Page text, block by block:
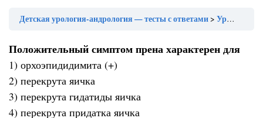
Детская урология-андрология — тесты с ответами Урок №12 «продолжительность антибиотикотерапии при остром пиелонефрите составляет (в днях)»
Положительный симптом прена характерен для
1) орхоэпидидимита (+)
2) перекрута яичка
3) перекрута гидатиды яичка
4) перекрута придатка яичка